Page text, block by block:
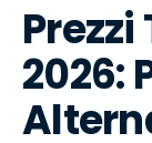
2026: